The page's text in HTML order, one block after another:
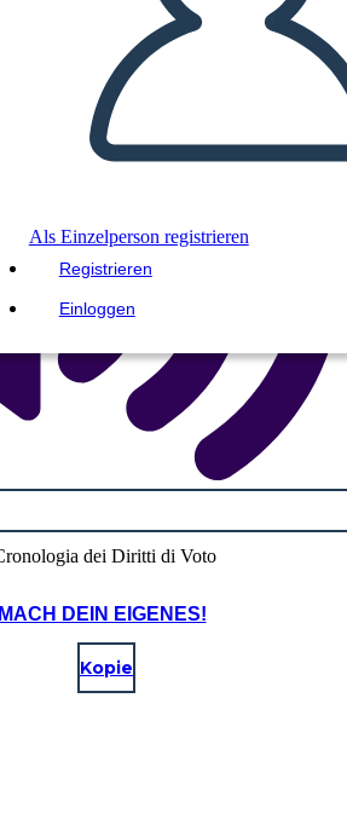
Als Einzelperson registrieren
Registrieren
Einloggen
MACH DEIN EIGENES!
Kopie